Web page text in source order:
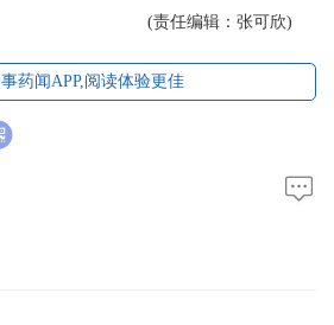
(责任编辑：张可欣)
药闻APP,阅读体验更佳